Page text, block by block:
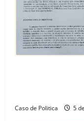
Caso de Politica 5